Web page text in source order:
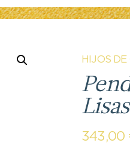
HIJOS DE
343,00